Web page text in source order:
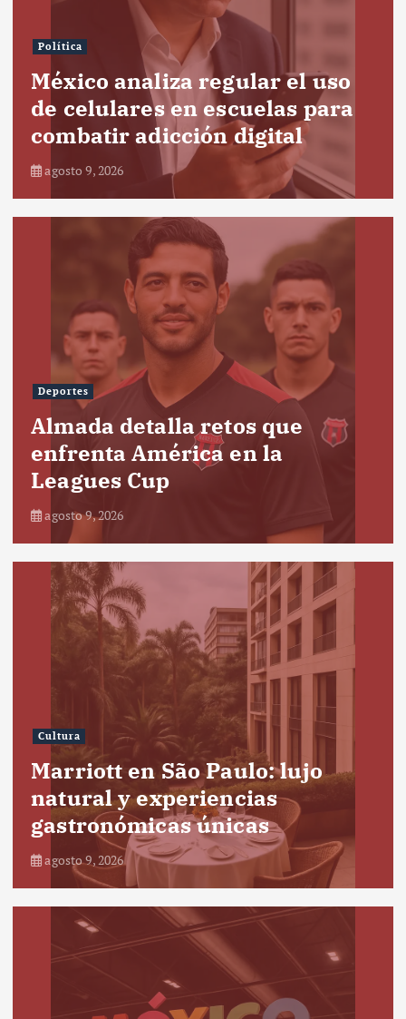
Política
México analiza regular el uso
de celulares en escuelas para
combatir adicción digital
agosto 9, 2026
Deportes
Almada detalla retos que
enfrenta América en la
Leagues Cup
agosto 9, 2026
Cultura
Marriott en São Paulo: lujo
natural y experiencias
gastronómicas únicas
agosto 9, 2026